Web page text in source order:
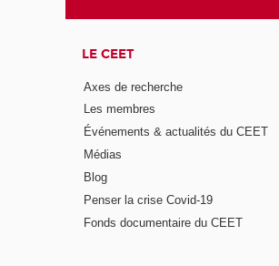
LE CEET
Axes de recherche
Les membres
Événements & actualités du CEET
Médias
Blog
Penser la crise Covid-19
Fonds documentaire du CEET